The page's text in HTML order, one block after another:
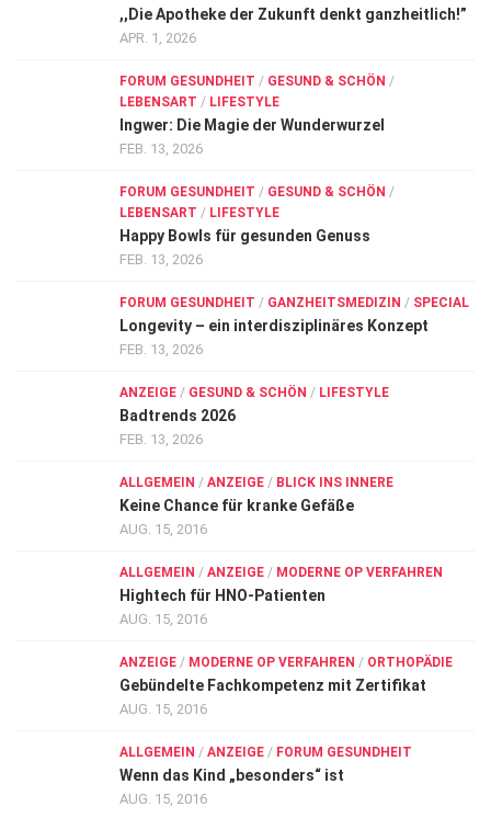
,,Die Apotheke der Zukunft denkt ganzheitlich!”
APR. 1, 2026
FORUM GESUNDHEIT / GESUND & SCHÖN /
LEBENSART / LIFESTYLE
Ingwer: Die Magie der Wunderwurzel
FEB. 13, 2026
FORUM GESUNDHEIT / GESUND & SCHÖN /
LEBENSART / LIFESTYLE
Happy Bowls für gesunden Genuss
FEB. 13, 2026
FORUM GESUNDHEIT / GANZHEITSMEDIZIN / SPECIAL
Longevity – ein interdisziplinäres Konzept
FEB. 13, 2026
ANZEIGE / GESUND & SCHÖN / LIFESTYLE
Badtrends 2026
FEB. 13, 2026
ALLGEMEIN / ANZEIGE / BLICK INS INNERE
Keine Chance für kranke Gefäße
AUG. 15, 2016
ALLGEMEIN / ANZEIGE / MODERNE OP VERFAHREN
Hightech für HNO-Patienten
AUG. 15, 2016
ANZEIGE / MODERNE OP VERFAHREN / ORTHOPÄDIE
Gebündelte Fachkompetenz mit Zertifikat
AUG. 15, 2016
ALLGEMEIN / ANZEIGE / FORUM GESUNDHEIT
Wenn das Kind „besonders“ ist
AUG. 15, 2016